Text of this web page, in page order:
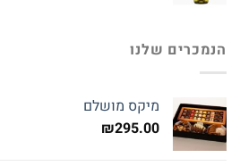
הנמכרים שלנו
מיקס מושלם
₪295.00